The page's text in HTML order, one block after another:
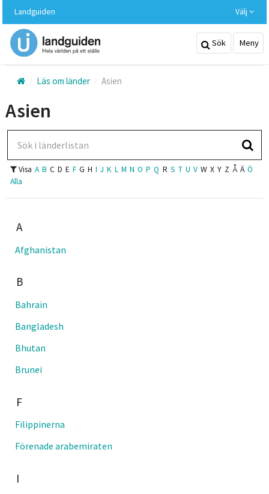
huvudinnehållet
Landguiden Välj
Sök Meny
Läs om länder Asien
Asien
Visa A B C D E F G H I J K L M N O P Q R S T U V W X Y Z Å Ä Ö
Alla
A
Afghanistan
B
Bahrain
Bangladesh
Bhutan
Brunei
F
Filippinerna
Förenade arabemiraten
I